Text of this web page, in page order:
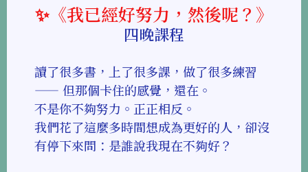
✨《我已經好努力，然後呢？》
四晚課程
讀了很多書，上了很多課，做了很多練習
—— 但那個卡住的感覺，還在。
不是你不夠努力。正正相反。
我們花了這麼多時間想成為更好的人，卻沒
有停下來問：是誰說我現在不夠好？